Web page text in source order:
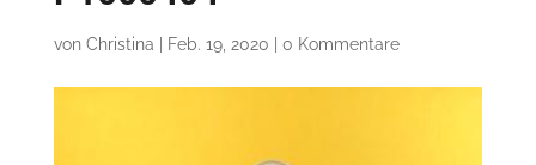
von Christina Feb. 19, 2020 0 Kommentare